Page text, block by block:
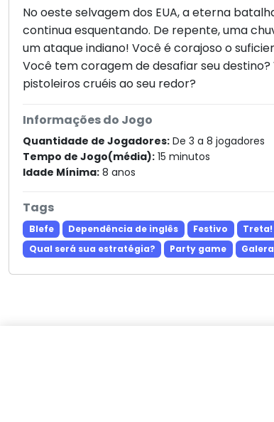
No oeste selvagem dos EUA, a eterna
continua esquentando. De repente, uma
um ataque indiano! Você é corajoso o
Você tem coragem de desafiar seu
pistoleiros cruéis ao seu redor?
Informações do Jogo
Quantidade de Jogadores: De 3 a 8 jogadores
Tempo de Jogo(média): 15 minutos
Idade Mínima: 8 anos
Tags
Blefe Dependência de inglês Festivo Treta!
Qual será sua estratégia?
Party game Galera